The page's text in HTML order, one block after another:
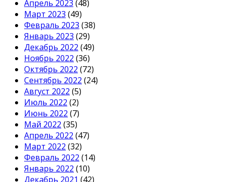
Апрель 2023 (48)
Март 2023 (49)
Февраль 2023 (38)
Январь 2023 (29)
Декабрь 2022 (49)
Ноябрь 2022 (36)
Октябрь 2022 (72)
Сентябрь 2022 (24)
Август 2022 (5)
Июль 2022 (2)
Июнь 2022 (7)
Май 2022 (35)
Апрель 2022 (47)
Март 2022 (32)
Февраль 2022 (14)
Январь 2022 (10)
Декабрь 2021 (42)